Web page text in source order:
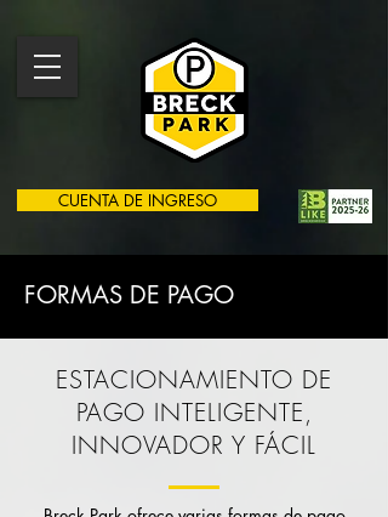
CUENTA DE INGRESO
FORMAS DE PAGO
ESTACIONAMIENTO DE
PAGO INTELIGENTE,
INNOVADOR Y FÁCIL